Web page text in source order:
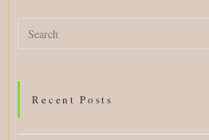
Recent Posts